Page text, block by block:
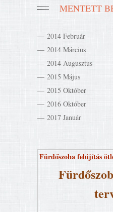
MENTETT
2014 Február
2014 Március
2014 Augusztus
2015 Május
2015 Október
2016 Október
2017 Január
Fürdőszoba felújítás